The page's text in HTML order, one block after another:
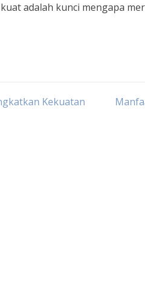
adalah kunci mengapa
Kekuatan